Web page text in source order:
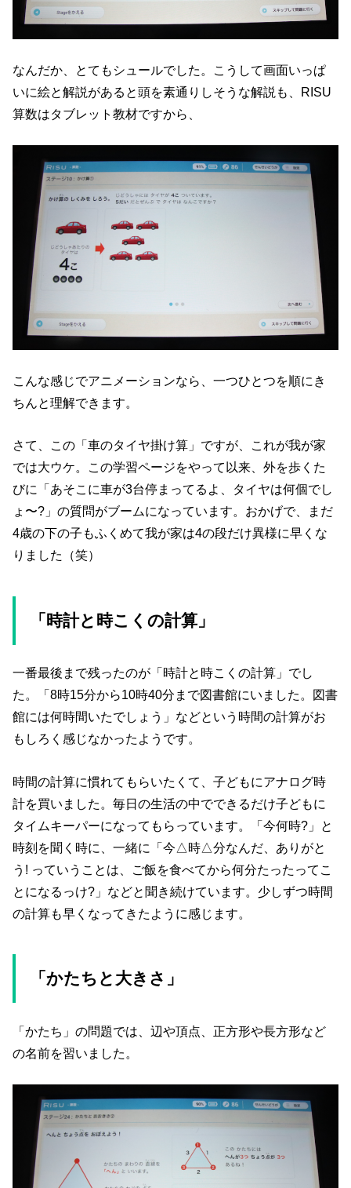
なんだか、とてもシュールでした。こうして画面いっぱ
いに絵と解説があると頭を素通りしそうな解説も、RISU
算数はタブレット教材ですから、
こんな感じでアニメーションなら、一つひとつを順にき
ちんと理解できます。
さて、この「車のタイヤ掛け算」ですが、これが我が家
では大ウケ。この学習ページをやって以来、外を歩くた
びに「あそこに車が3台停まってるよ、タイヤは何個でし
ょ〜?」の質問がブームになっています。おかげで、まだ
4歳の下の子もふくめて我が家は4の段だけ異様に早くな
りました（笑）
「時計と時こくの計算」
一番最後まで残ったのが「時計と時こくの計算」でし
た。「8時15分から10時40分まで図書館にいました。図書
館には何時間いたでしょう」などという時間の計算がお
もしろく感じなかったようです。
時間の計算に慣れてもらいたくて、子どもにアナログ時
計を買いました。毎日の生活の中でできるだけ子どもに
タイムキーパーになってもらっています。「今何時?」と
時刻を聞く時に、一緒に「今△時△分なんだ、ありがと
う! っていうことは、ご飯を食べてから何分たったってこ
とになるっけ?」などと聞き続けています。少しずつ時間
の計算も早くなってきたように感じます。
「かたちと大きさ」
「かたち」の問題では、辺や頂点、正方形や長方形など
の名前を習いました。